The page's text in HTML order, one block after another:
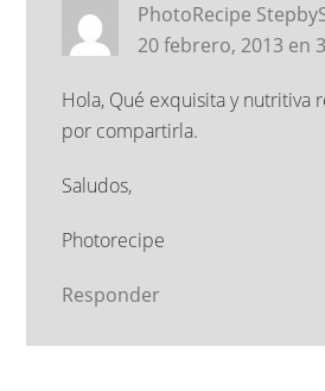
PhotoRecipe
20 febrero, 2013 en
Hola, Qué exquisita y nutritiva
por compartirla.
Saludos,
Photorecipe
Responder